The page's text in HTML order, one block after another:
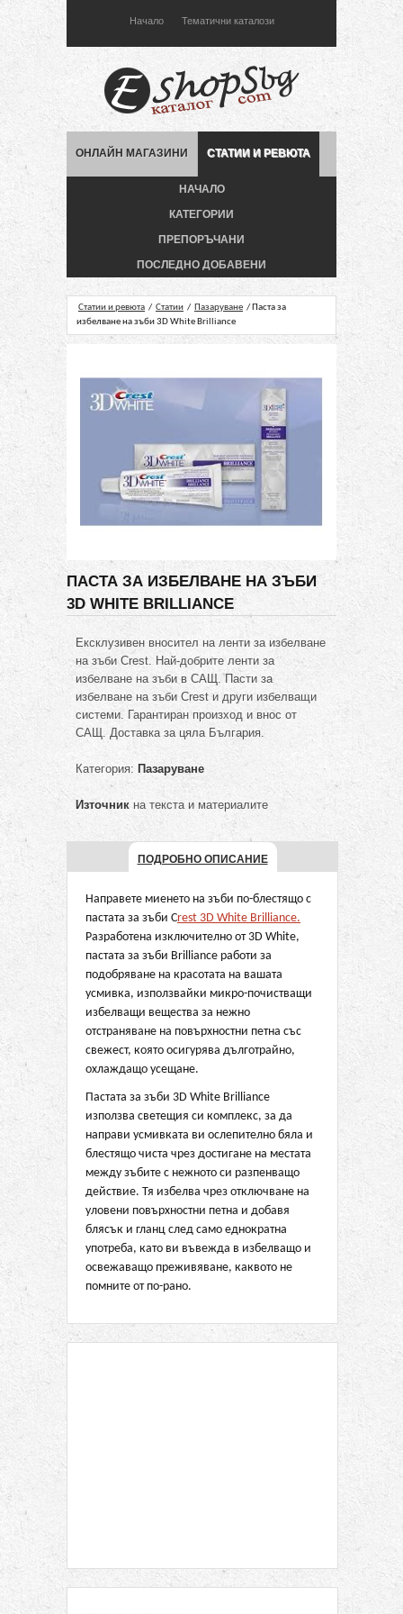
Начало Тематични каталози
ОНЛАЙН МАГАЗИНИ СТАТИИ И РЕВЮТА
НАЧАЛО
КАТЕГОРИИ
ПРЕПОРЪЧАНИ
ПОСЛЕДНО ДОБАВЕНИ
Статии и ревюта / Статии / Пазаруване / Паста за
избелване на зъби 3D White Brilliance
ПАСТА ЗА ИЗБЕЛВАНЕ НА ЗЪБИ
3D WHITE BRILLIANCE
Ексклузивен вносител на ленти за избелване
на зъби Crest. Най-добрите ленти за
избелване на зъби в САЩ. Пасти за
избелване на зъби Crest и други избелващи
системи. Гарантиран произход и внос от
САЩ. Доставка за цяла България.
Категория: Пазаруване
Източник на текста и материалите
ПОДРОБНО ОПИСАНИЕ
Направете миенето на зъби по-блестящо с
пастата за зъби Crest 3D White Brilliance.
Разработена изключително от 3D White,
пастата за зъби Brilliance работи за
подобряване на красотата на вашата
усмивка, използвайки микро-почистващи
избелващи вещества за нежно
отстраняване на повърхностни петна със
свежест, която осигурява дълготрайно,
охлаждащо усещане.
Пастата за зъби 3D White Brilliance
използва светещия си комплекс, за да
направи усмивката ви ослепително бяла и
блестящо чиста чрез достигане на местата
между зъбите с нежното си разпенващо
действие. Тя избелва чрез отключване на
уловени повърхностни петна и добавя
блясък и гланц след само еднократна
употреба, като ви въвежда в избелващо и
освежаващо преживяване, каквото не
помните от по-рано.